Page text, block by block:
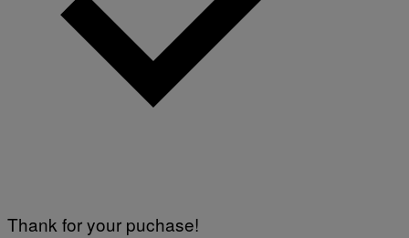
Thank for your puchase!